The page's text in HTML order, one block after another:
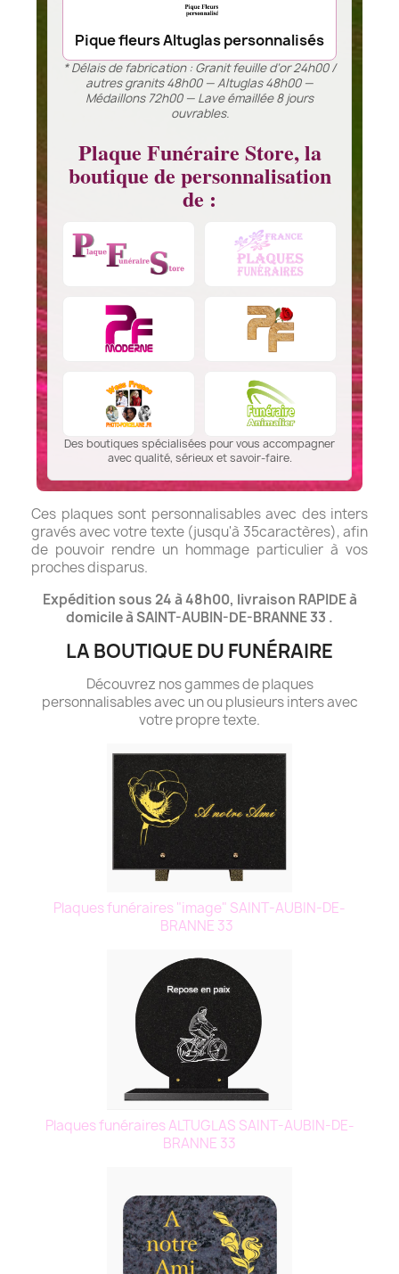
Pique fleurs Altuglas personnalisés
* Délais de fabrication : Granit feuille d’or 24h00 /
autres granits 48h00 — Altuglas 48h00 —
Médaillons 72h00 — Lave émaillée 8 jours
ouvrables.
Plaque Funéraire Store, la
boutique de personnalisation
de :
Des boutiques spécialisées pour vous accompagner
avec qualité, sérieux et savoir-faire.
Ces plaques sont personnalisables avec des inters
gravés avec votre texte (jusqu'à 35caractères), afin
de pouvoir rendre un hommage particulier à vos
proches disparus.
Expédition sous 24 à 48h00, livraison RAPIDE à
domicile à SAINT-AUBIN-DE-BRANNE 33 .
LA BOUTIQUE DU FUNÉRAIRE
Découvrez nos gammes de plaques
personnalisables avec un ou plusieurs inters avec
votre propre texte.
Plaques funéraires "image" SAINT-AUBIN-DE-
BRANNE 33
Plaques funéraires ALTUGLAS SAINT-AUBIN-DE-
BRANNE 33